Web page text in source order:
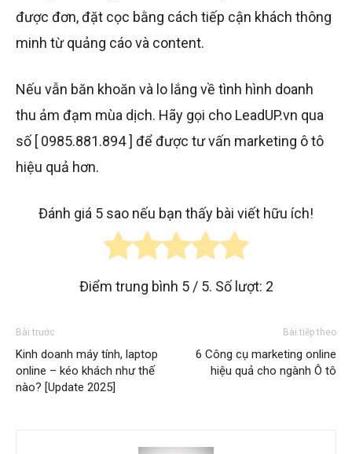
được đơn, đặt cọc bằng cách tiếp cận khách thông
minh từ quảng cáo và content.
Nếu vẫn băn khoăn và lo lắng về tình hình doanh
thu ảm đạm mùa dịch. Hãy gọi cho LeadUP.vn qua
số [ 0985.881.894 ] để được tư vấn marketing ô tô
hiệu quả hơn.
Đánh giá 5 sao nếu bạn thấy bài viết hữu ích!
Điểm trung bình 5/ 5. Số lượt: 2
Bài trước
Kinh doanh máy tính, laptop
online – kéo khách như thế
nào? [Update 2025]
Bài tiếp theo
6 Công cụ marketing online
hiệu quả cho ngành Ô tô